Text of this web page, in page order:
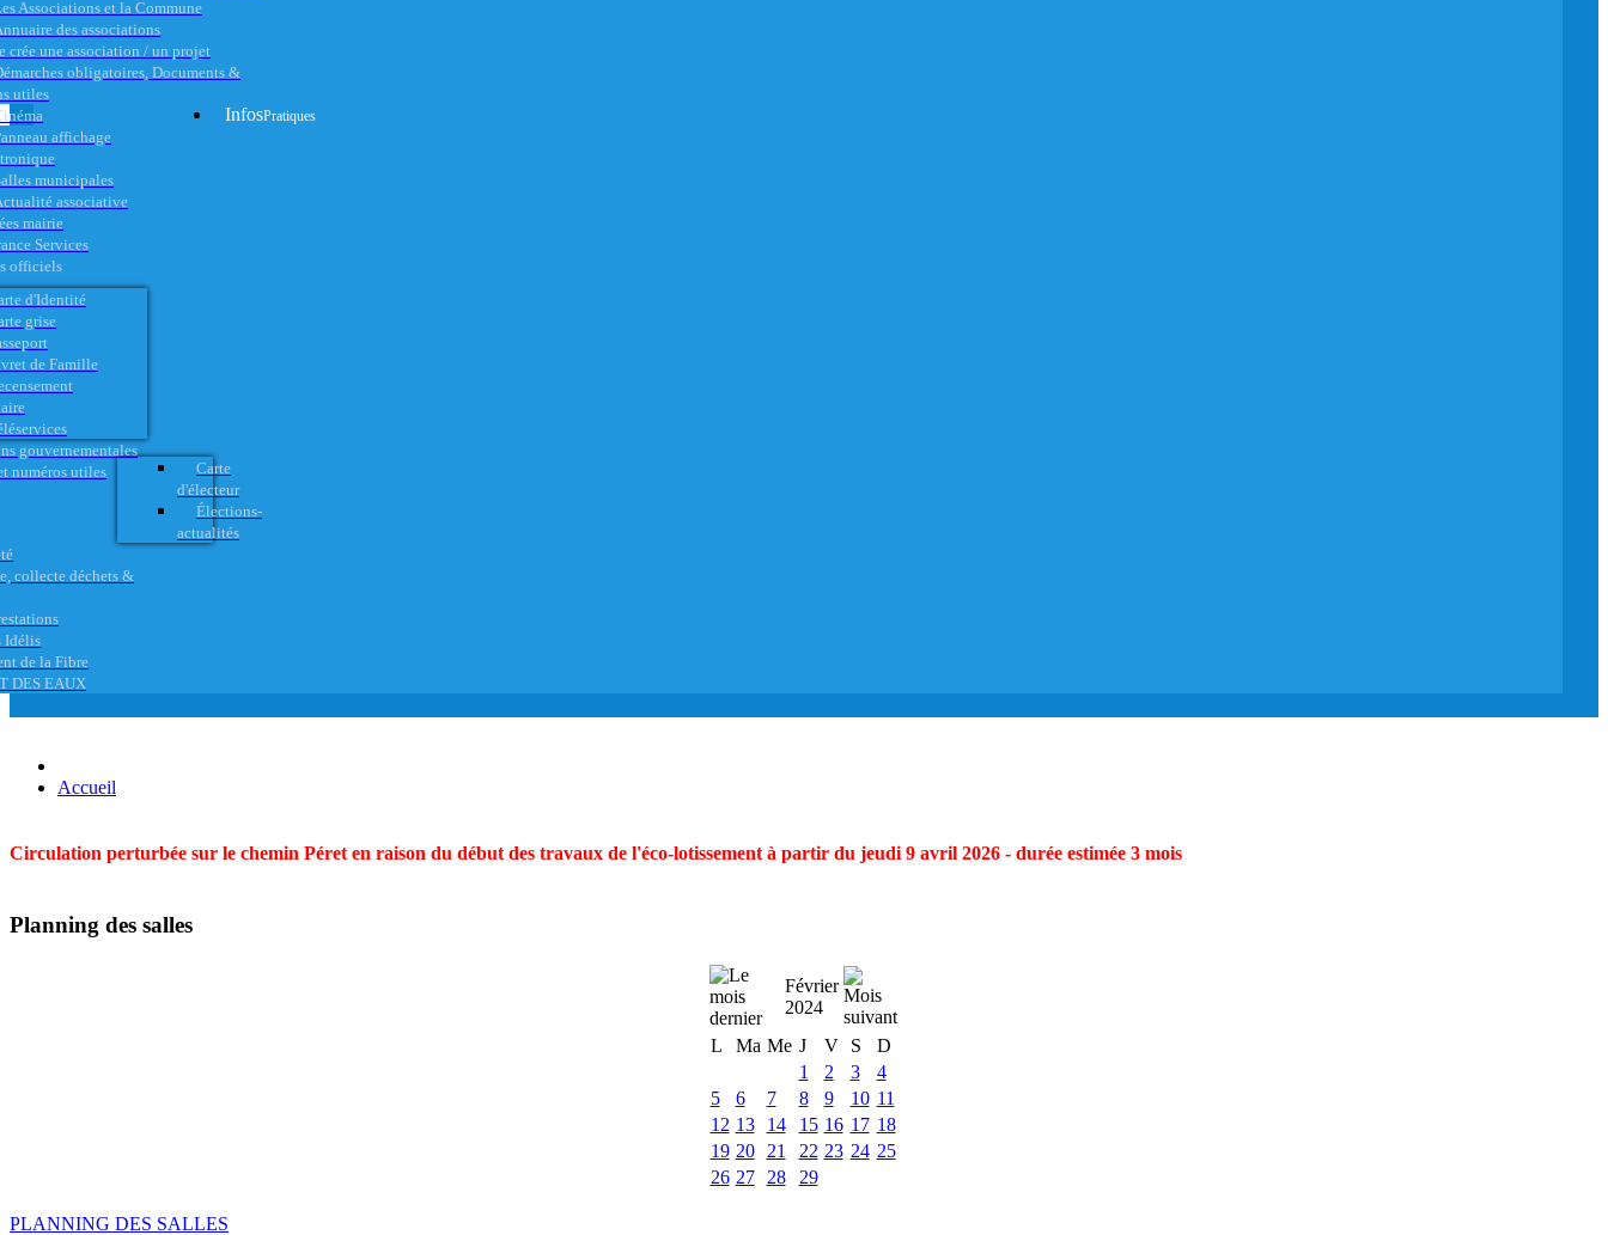
Associations et la Commune
des associations
crée une association / un projet
obligatoires, Documents &
utiles
affichage
municipales
associative
InfosPratiques
mairie
Services
officiels
d'Identité
grise
de Famille
gouvernementales
numéros utiles
Carte
d'électeur
Élections-
actualités
collecte déchets &
Idélis
de la Fibre
DES EAUX
Accueil
Circulation perturbée sur le chemin Péret en raison du début des travaux de l'éco-lotissement à partir du jeudi 9 avril 2026 - durée estimée 3 mois
Planning des salles
Février
2024
L
Ma Me J V S
D
1
2 3
4
5
6 7 8 9 10 11
12 13 14 15 16 17 18
19 20 21 22 23 24 25
26 27 28 29
PLANNING DES SALLES